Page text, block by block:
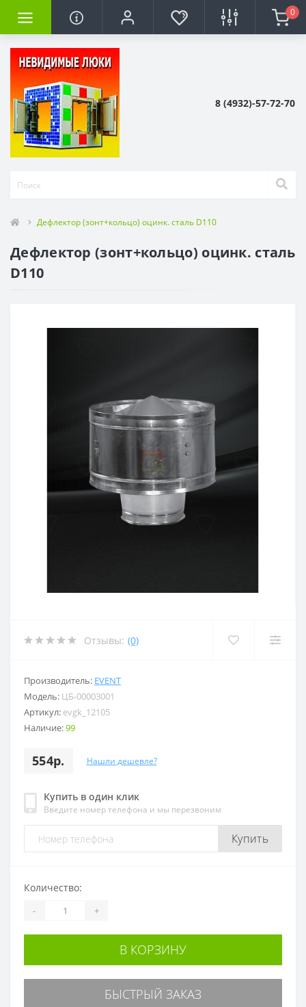
0
8 (4932)-57-72-70
Дефлектор (зонт+кольцо) оцинк. сталь D110
Дефлектор (зонт+кольцо) оцинк. сталь
D110
Отзывы: (0)
Производитель: EVENT
Модель: ЦБ-00003001
Артикул: evgk_12105
Наличие:99
554р. Нашли дешевле?
Купить в один клик
Введите номер телефона и мы перезвоним
Купить
Количество:
- +
В КОРЗИНУ
БЫСТРЫЙ ЗАКАЗ